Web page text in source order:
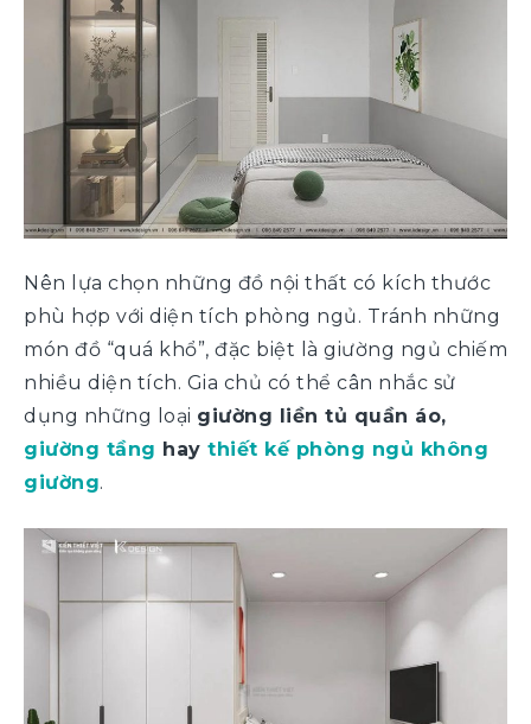
Nên lựa chọn những đồ nội thất có kích thước
phù hợp với diện tích phòng ngủ. Tránh những
món đồ “quá khổ”, đặc biệt là giường ngủ chiếm
nhiều diện tích. Gia chủ có thể cân nhắc sử
dụng những loại giường liền tủ quần áo,
giường tầng hay thiết kế phòng ngủ không
giường.